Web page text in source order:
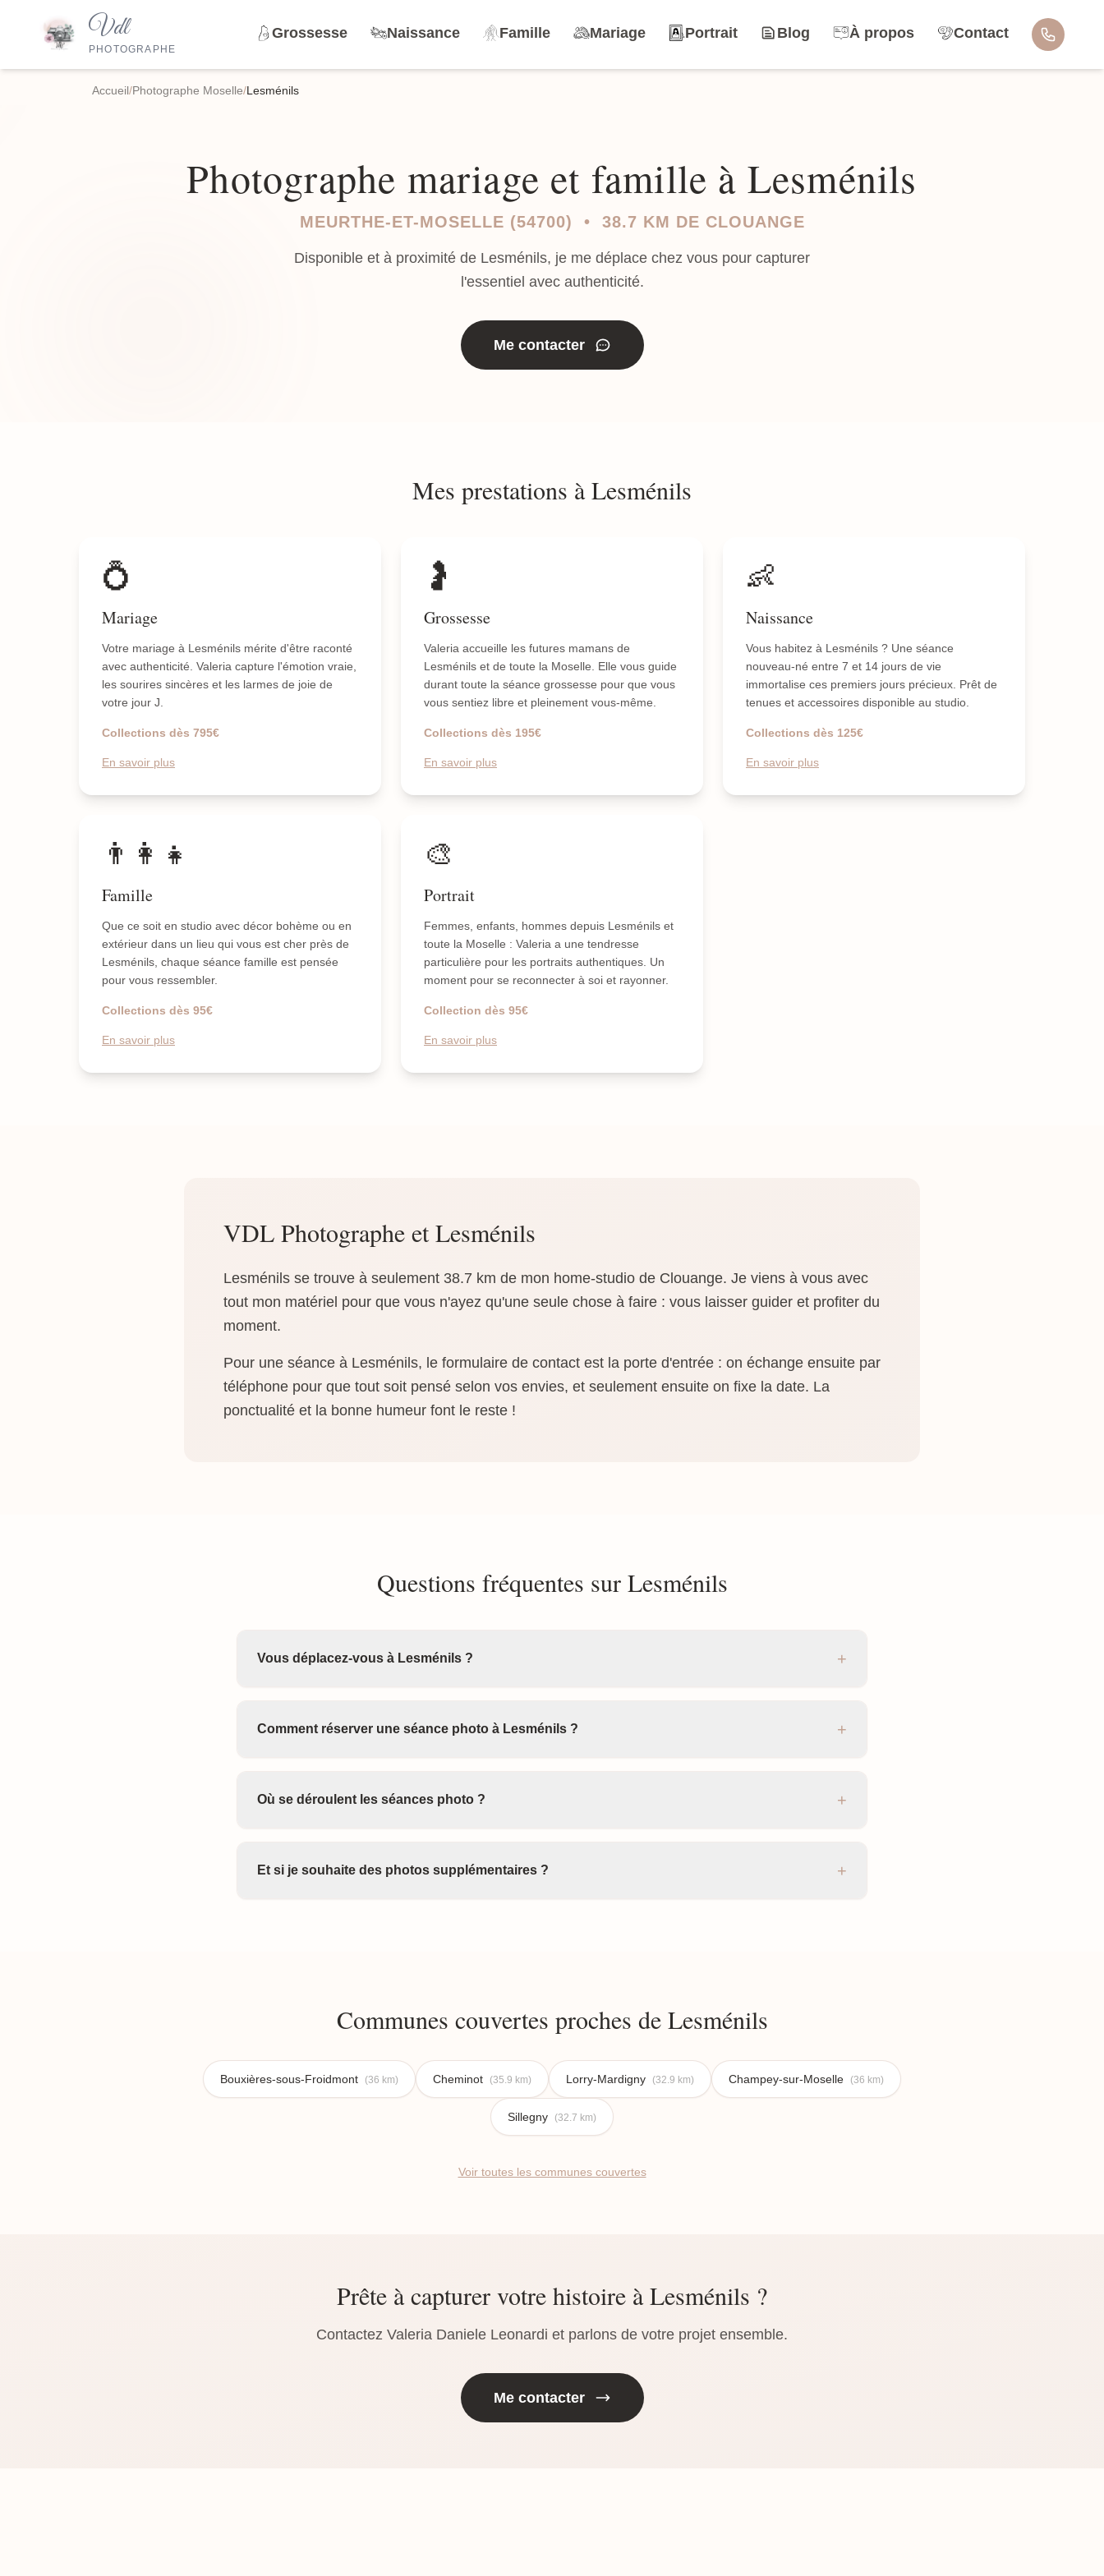
Vdl
PHOTOGRAPHE
Grossesse Naissance Famille Mariage Portrait Blog À propos Contact
Accueil/Photographe Moselle/Lesménils
Photographe mariage et famille à Lesménils
MEURTHE-ET-MOSELLE (54700) • 38.7 KM DE CLOUANGE
Disponible et à proximité de Lesménils, je me déplace chez vous pour capturer
l'essentiel avec authenticité.
Me contacter
Mes prestations à Lesménils
💍
Mariage
Votre mariage à Lesménils mérite d'être raconté
avec authenticité. Valeria capture l'émotion vraie,
les sourires sincères et les larmes de joie de
votre jour J.
Collections dès 795€
En savoir plus
🤰
Grossesse
Valeria accueille les futures mamans de
Lesménils et de toute la Moselle. Elle vous guide
durant toute la séance grossesse pour que vous
vous sentiez libre et pleinement vous-même.
Collections dès 195€
En savoir plus
👶
Naissance
Vous habitez à Lesménils ? Une séance
nouveau-né entre 7 et 14 jours de vie
immortalise ces premiers jours précieux. Prêt de
tenues et accessoires disponible au studio.
Collections dès 125€
En savoir plus
👨‍👩‍👧
Famille
Que ce soit en studio avec décor bohème ou en
extérieur dans un lieu qui vous est cher près de
Lesménils, chaque séance famille est pensée
pour vous ressembler.
Collections dès 95€
En savoir plus
🎨
Portrait
Femmes, enfants, hommes depuis Lesménils et
toute la Moselle : Valeria a une tendresse
particulière pour les portraits authentiques. Un
moment pour se reconnecter à soi et rayonner.
Collection dès 95€
En savoir plus
VDL Photographe et Lesménils
Lesménils se trouve à seulement 38.7 km de mon home-studio de Clouange. Je viens à vous avec
tout mon matériel pour que vous n'ayez qu'une seule chose à faire : vous laisser guider et profiter du
moment.
Pour une séance à Lesménils, le formulaire de contact est la porte d'entrée : on échange ensuite par
téléphone pour que tout soit pensé selon vos envies, et seulement ensuite on fixe la date. La
ponctualité et la bonne humeur font le reste !
Questions fréquentes sur Lesménils
Vous déplacez-vous à Lesménils ? +
Comment réserver une séance photo à Lesménils ? +
Où se déroulent les séances photo ? +
Et si je souhaite des photos supplémentaires ? +
Communes couvertes proches de Lesménils
Bouxières-sous-Froidmont (36 km) Cheminot (35.9 km) Lorry-Mardigny (32.9 km) Champey-sur-Moselle (36 km)
Sillegny (32.7 km)
Voir toutes les communes couvertes
Prête à capturer votre histoire à Lesménils ?
Contactez Valeria Daniele Leonardi et parlons de votre projet ensemble.
Me contacter